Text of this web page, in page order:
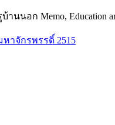
นอก Memo, Education
าจักรพรรดิ์ 2515